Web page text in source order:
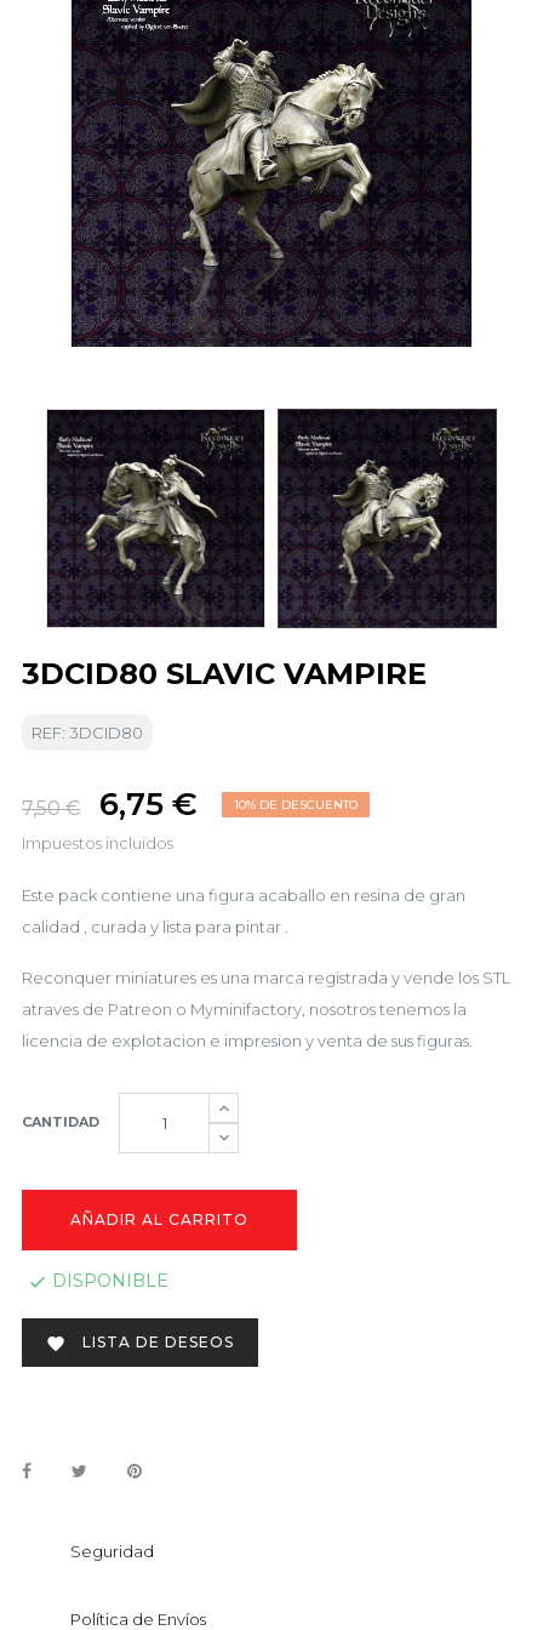
3DCID80 SLAVIC VAMPIRE
REF: 3DCID80
7,50 € 6,75 € 10% DE DESCUENTO
Impuestos incluidos
Este pack contiene una figura acaballo en resina de gran
calidad , curada y lista para pintar .
Reconquer miniatures es una marca registrada y vende los STL
atraves de Patreon o Myminifactory, nosotros tenemos la
licencia de explotacion e impresion y venta de sus figuras.
CANTIDAD
AÑADIR AL CARRITO
 DISPONIBLE
 LISTA DE DESEOS
Seguridad
Política de Envíos